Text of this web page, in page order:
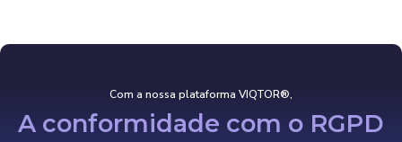
Com a nossa plataforma VIQTOR®,
A conformidade com o RGPD